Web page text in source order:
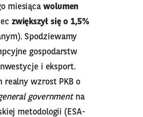
miesiąca wolumen
zwiększył się o 1,5%
Spodziewamy
gospodarstw
i eksport.
realny wzrost PKB o
governmentna
metodologii (ESA-